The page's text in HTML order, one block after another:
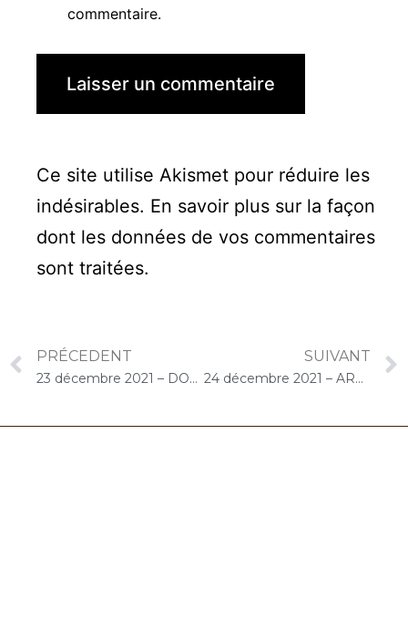
commentaire.
Ce site utilise Akismet pour réduire les
indésirables. En savoir plus sur la façon
dont les données de vos commentaires
sont traitées.
PRÉCEDENT
23 décembre 2021 – DOMITYS La Courtine (Melun) : Concert « Choco-Cello Solo »
SUIVANT
24 décembre 2021 – ARPAVIE Lamartine (Paris) : Concert « Choco-Cello Solo »